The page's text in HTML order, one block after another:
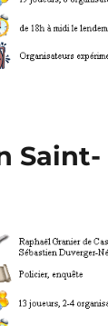
Coup de froid »
Saint-